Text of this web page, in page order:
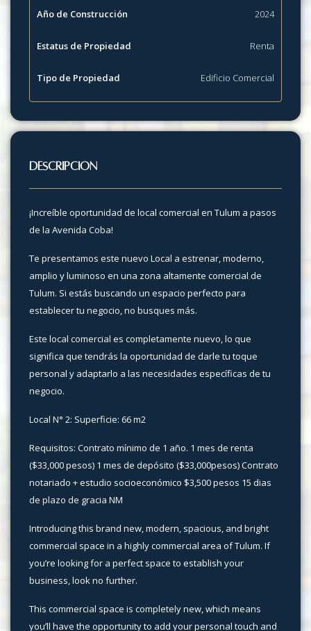
Año de Construcción 2024
Estatus de Propiedad Renta
Tipo de Propiedad Edificio Comercial
Descripción
¡Increíble oportunidad de local comercial en Tulum a pasos
de la Avenida Coba!
Te presentamos este nuevo Local a estrenar, moderno,
amplio y luminoso en una zona altamente comercial de
Tulum. Si estás buscando un espacio perfecto para
establecer tu negocio, no busques más.
Este local comercial es completamente nuevo, lo que
significa que tendrás la oportunidad de darle tu toque
personal y adaptarlo a las necesidades específicas de tu
negocio.
Local N° 2: Superficie: 66 m2
Requisitos: Contrato mínimo de 1 año. 1 mes de renta
($33,000 pesos) 1 mes de depósito ($33,000pesos) Contrato
notariado + estudio socioeconómico $3,500 pesos 15 dias
de plazo de gracia NM
Introducing this brand new, modern, spacious, and bright
commercial space in a highly commercial area of Tulum. If
you’re looking for a perfect space to establish your
business, look no further.
This commercial space is completely new, which means
you’ll have the opportunity to add your personal touch and